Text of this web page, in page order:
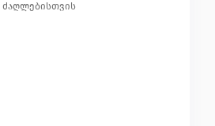
ძაღლებისთვის